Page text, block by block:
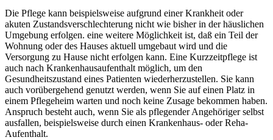
Die Pflege kann beispielsweise aufgrund einer Krankheit oder
akuten Zustandsverschlechterung nicht wie bisher in der häuslichen
Umgebung erfolgen. eine weitere Möglichkeit ist, daß ein Teil der
Wohnung oder des Hauses aktuell umgebaut wird und die
Versorgung zu Hause nicht erfolgen kann. Eine Kurzzeitpflege ist
auch nach Krankenhausaufenthalt möglich, um den
Gesundheitszustand eines Patienten wiederherzustellen. Sie kann
auch vorübergehend genutzt werden, wenn Sie auf einen Platz in
einem Pflegeheim warten und noch keine Zusage bekommen haben.
Anspruch besteht auch, wenn Sie als pflegender Angehöriger selbst
ausfallen, beispielsweise durch einen Krankenhaus- oder Reha-
Aufenthalt.